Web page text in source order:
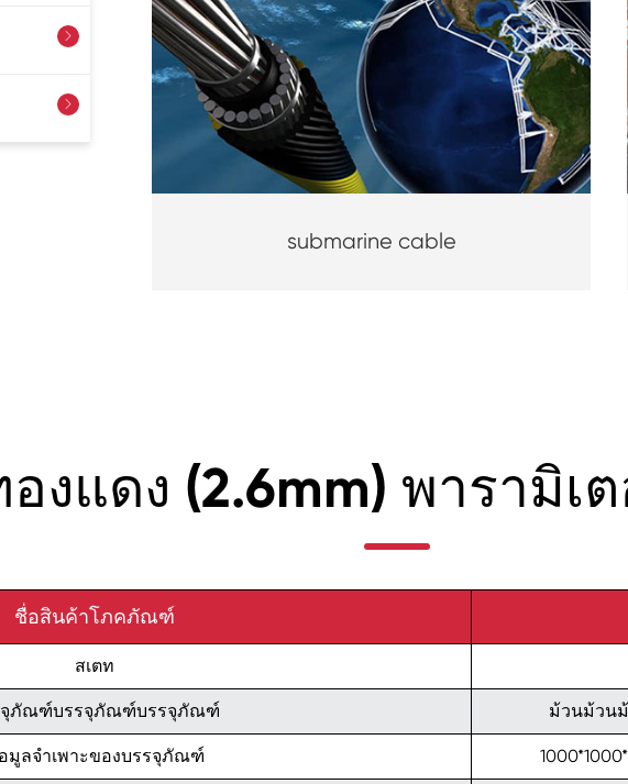


submarine cable
งแดง (2.6mm) พารามิเ
ชื่อสินค้าโภคภัณฑ์
สเตท
จุภัณฑ์บรรจุภัณฑ์บรรจุภัณฑ์ ม้วนม้วน
มูลจำเพาะของบรรจุภัณฑ์